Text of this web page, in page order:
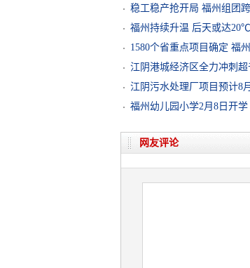
稳工稳产抢开局 福州组团
福州持续升温 后天或达20℃
1580个省重点项目确定 福
江阴港城经济区全力冲刺
江阴污水处理厂项目预计8
福州幼儿园小学2月8日开学
网友评论